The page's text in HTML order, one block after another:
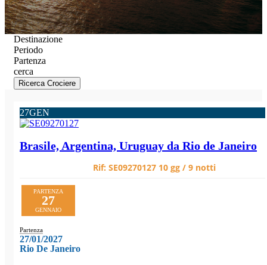
Destinazione
Periodo
Partenza
cerca
Ricerca Crociere
27GEN
Brasile, Argentina, Uruguay da Rio de Janeiro
Rif: SE09270127 10 gg / 9 notti
PARTENZA
27
GENNAIO
Partenza
27/01/2027
Rio De Janeiro